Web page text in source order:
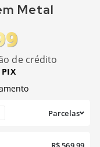
Metal
de crédito
PIX
Parcelas